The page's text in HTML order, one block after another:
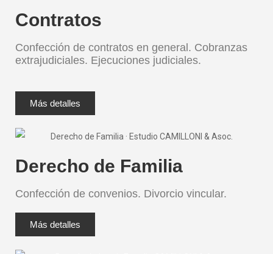
Contratos
Confección de contratos en general. Cobranzas
extrajudiciales. Ejecuciones judiciales.
Más detalles
Derecho de Familia
Confección de convenios. Divorcio vincular.
Más detalles